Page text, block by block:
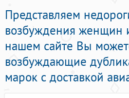
Представляем
возбуждения женщин
нашем сайте Вы
возбуждающие
марок с доставкой